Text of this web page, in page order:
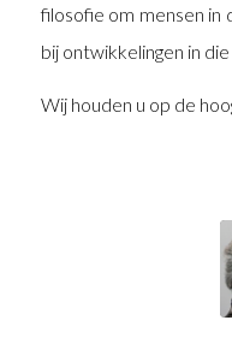
filosofie om mensen
bij ontwikkelingen in die
Wij houden u op de